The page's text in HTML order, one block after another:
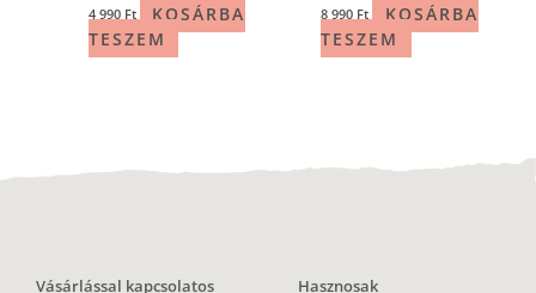
4 990 Ft
KOSÁRBA
TESZEM
8 990 Ft
KOSÁRBA
TESZEM
Vásárlással kapcsolatos
Hasznosak